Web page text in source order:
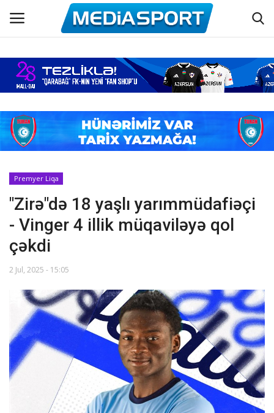
Əsas
Azərbaycan futbolu
Maraqlı
Əlaqə
Haqqımızda
Köşə yazıları
Dünya futbolu
Hadisə
Olimpiada
Layihə
Formula 1
Premyer Liqa
"Zirə"də 18 yaşlı yarımmüdafiəçi
- Vinger 4 illik müqaviləyə qol
çəkdi
2 Jul, 2025 - 15:05